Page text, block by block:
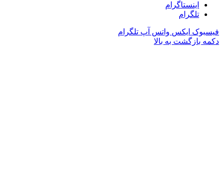
اینستاگرام
تلگرام
فیسبوک ایکس واتس آپ تلگرام
دکمه بازگشت به بالا